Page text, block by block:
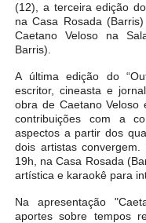
(12), a terceira edição
na Casa Rosada
Caetano Veloso na
Barris).
A última edição do
escritor, cineasta e
obra de Caetano
contribuições com a
aspectos a partir dos
dois artistas
19h, na Casa Rosada
artística e karaokê para
Na apresentação
aportes sobre tempos